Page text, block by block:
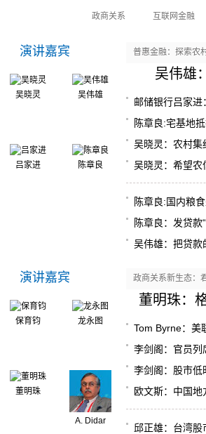
政商关系 互联网金融
演讲嘉宾
吴晓灵 吴伟雄
吕家进 陈章良
普惠金融：探索农
吴伟雄
邮储银行吕家
陈章良:宅基地
吴晓灵：农村集
吴晓灵：希望农
陈章良:国内粮
陈章良：发贷款
吴伟雄：把贷款
演讲嘉宾
保育钧 龙永图
董明珠
A. Didar
政商关系新生态：
董明珠：
Tom Byrne：美
李剑阁：官员列
李剑阁：股市低
欧文斯：中国
邱正雄：台湾股